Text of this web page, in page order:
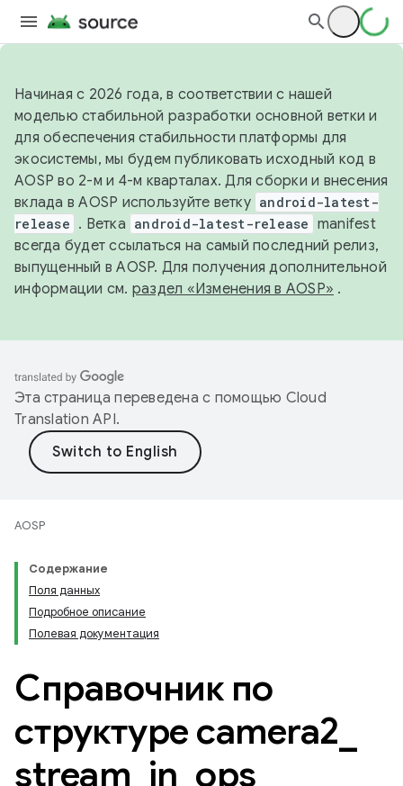
Начиная с 2026 года, в соответствии с нашей
моделью стабильной разработки основной ветки и
для обеспечения стабильности платформы для
экосистемы, мы будем публиковать исходный код в
AOSP во 2-м и 4-м кварталах. Для сборки и внесения
вклада в AOSP используйте ветку android-latest-
release . Ветка android-latest-release manifest
всегда будет ссылаться на самый последний релиз,
выпущенный в AOSP. Для получения дополнительной
информации см. раздел «Изменения в AOSP» .
Эта страница переведена с помощью Cloud
Translation API.
AOSP
Содержание
Поля данных
Подробное описание
Полевая документация
Справочник по
структуре camera2
stream in ops